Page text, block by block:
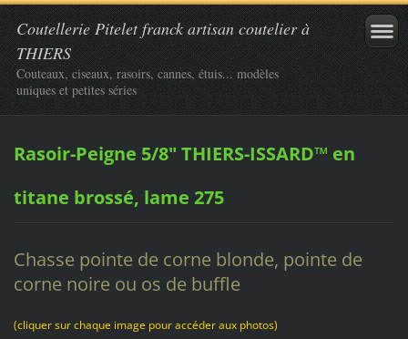
Coutellerie Pitelet franck artisan coutelier à
THIERS
Couteaux, ciseaux, rasoirs, cannes, étuis... modèles
uniques et petites séries
Rasoir-Peigne 5/8" THIERS-ISSARD™ en
titane brossé, lame 275
Chasse pointe de corne blonde, pointe de
corne noire ou os de buffle
(cliquer sur chaque image pour accéder aux photos)